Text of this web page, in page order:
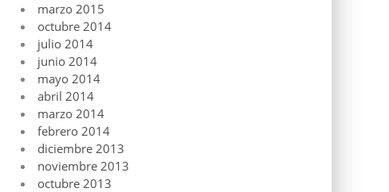
marzo 2015
octubre 2014
julio 2014
junio 2014
mayo 2014
abril 2014
marzo 2014
febrero 2014
diciembre 2013
noviembre 2013
octubre 2013